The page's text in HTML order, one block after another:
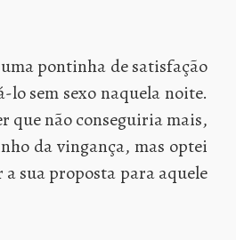
pontinha de satisfação
lo sem sexo naquela noite.
que não conseguiria mais,
da vingança, mas optei
sua proposta para aquele